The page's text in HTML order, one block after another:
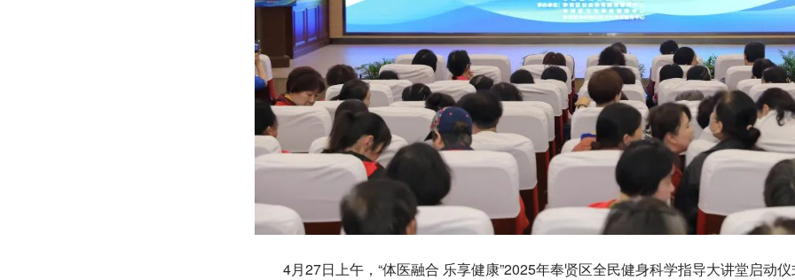
4月27日上午，“体医融合 乐享健康”2025年奉贤区全民健身科学指导大讲堂启动